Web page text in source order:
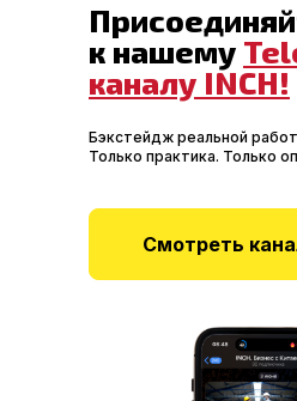
Бэкстейдж реальной
Только практика. Только
к нашему
каналу INCH!
Смотреть